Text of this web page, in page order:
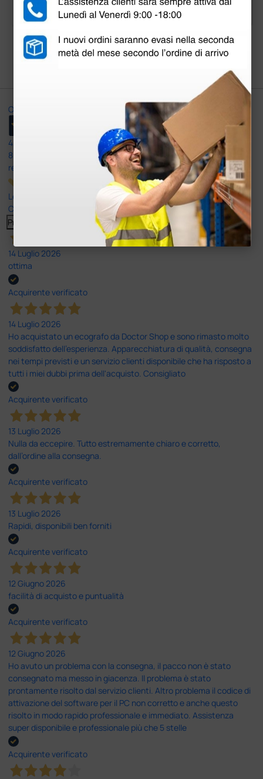
1 pz.
Carica più prodotti
Ottimo
4,6
8.330
recensioni
Le nostre recensioni a 4 e 5 stelle.
Clicca qui per leggerle tutte >
Precedente
Successivo
14 Luglio 2026
ottima
Acquirente verificato
14 Luglio 2026
Ho acquistato un ecografo da Doctor Shop e sono rimasto molto
soddisfatto dell'esperienza. Apparecchiatura di qualità, consegna
nei tempi previsti e un servizio clienti disponibile che ha risposto a
tutti i miei dubbi prima dell'acquisto. Consigliato
Acquirente verificato
13 Luglio 2026
Nulla da eccepire. Tutto estremamente chiaro e corretto,
dall’ordine alla consegna.
Acquirente verificato
13 Luglio 2026
Rapidi, disponibili ben forniti
Acquirente verificato
12 Giugno 2026
facilità di acquisto e puntualità
Acquirente verificato
12 Giugno 2026
Ho avuto un problema con la consegna, il pacco non è stato
consegnato ma messo in giacenza. Il problema è stato
prontamente risolto dal servizio clienti. Altro problema il codice di
attivazione del software per il PC non corretto e anche questo
risolto in modo rapido professionale e immediato. Assistenza
super disponibile e professionale più che 5 stelle
Acquirente verificato